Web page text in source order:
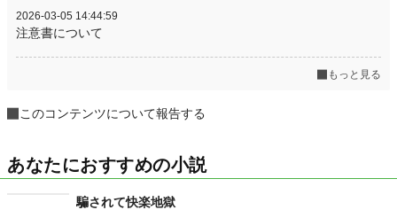
2026-03-05 14:44:59
注意書について
もっと見る
このコンテンツについて報告する
あなたにおすすめの小説
騙されて快楽地獄